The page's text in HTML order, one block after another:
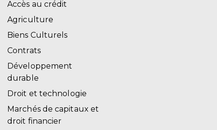
Accès au crédit
Agriculture
Biens Culturels
Contrats
Développement
durable
Droit et technologie
Marchés de capitaux et
droit financier